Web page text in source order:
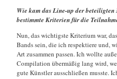
Wie kam das Line-up der beteiligten
bestimmte Kriterien für die
Nun, das wichtigste Kriterium war,
Bands sein, die ich respektiere und,
Art zusammen passen. Ich wollte
Compilation übermäßig lang wird,
gute Künstler ausschließen musste.